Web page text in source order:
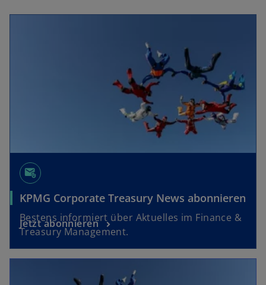
k
attach_email
KPMG Corporate Treasury News abonnieren
Bestens informiert über Aktuelles im Finance &
Treasury Management.
Jetzt abonnieren